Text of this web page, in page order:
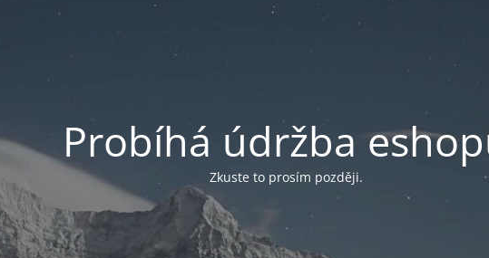
Probíhá údržba
Zkuste to prosím později.